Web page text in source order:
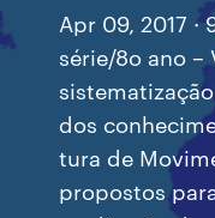
Apr 09, 2017 ·
série/8o ano
dos
tura de
propostos